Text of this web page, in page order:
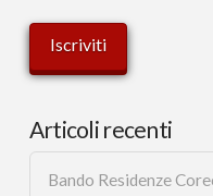
Articoli recenti
Bando Residenze